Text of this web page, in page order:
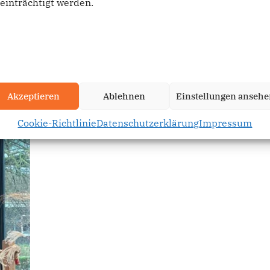
werden.
Akzeptieren Ablehnen Einstellungen
Cookie-RichtlinieDatenschutzerklärungImpressum